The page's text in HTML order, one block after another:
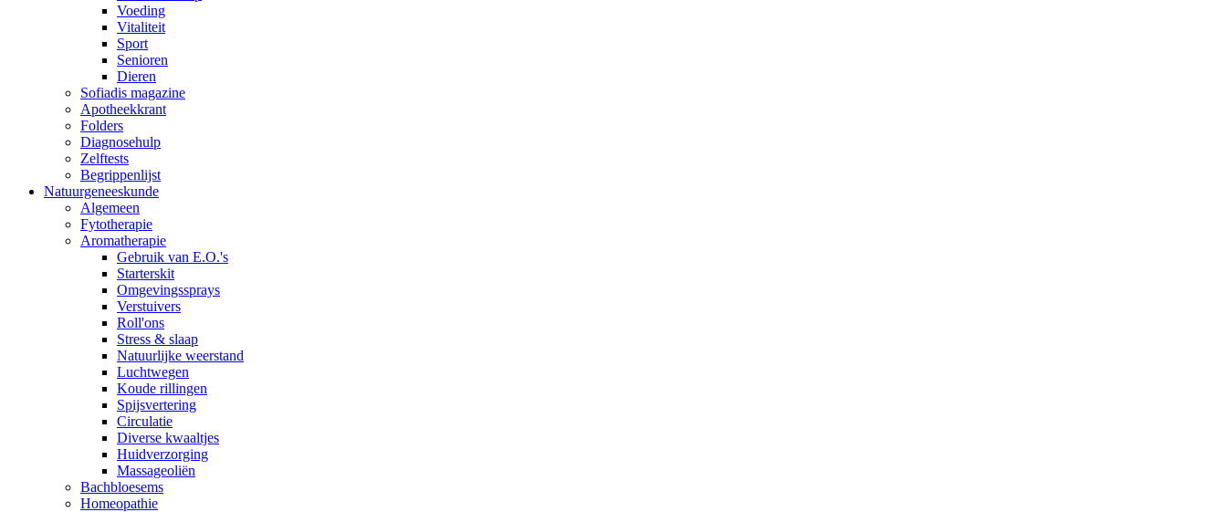
Voeding
Vitaliteit
Sport
Senioren
Dieren
Sofiadis magazine
Apotheekkrant
Folders
Diagnosehulp
Zelftests
Begrippenlijst
Natuurgeneeskunde
Algemeen
Fytotherapie
Aromatherapie
Gebruik van E.O.'s
Starterskit
Omgevingssprays
Verstuivers
Roll'ons
Stress & slaap
Natuurlijke weerstand
Luchtwegen
Koude rillingen
Spijsvertering
Circulatie
Diverse kwaaltjes
Huidverzorging
Massageoliën
Bachbloesems
Homeopathie